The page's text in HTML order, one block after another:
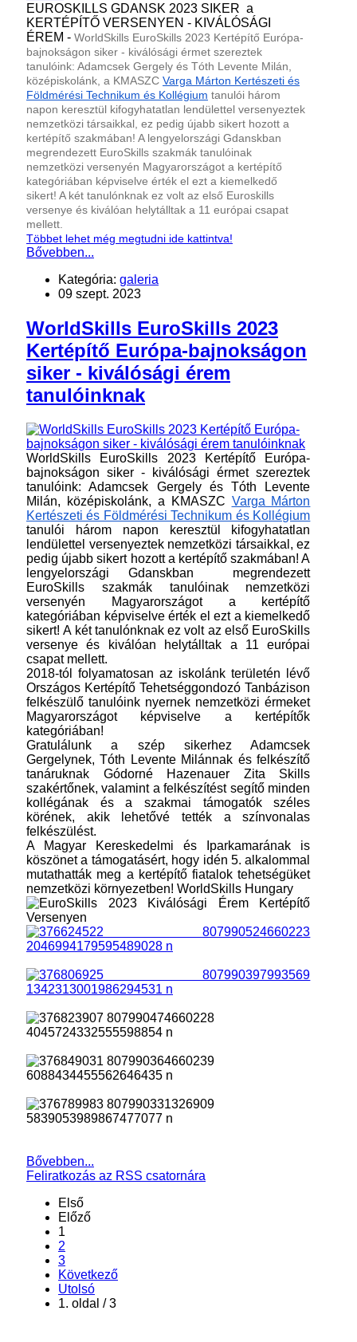
EUROSKILLS GDANSK 2023 SIKER a
KERTÉPÍTŐ VERSENYEN - KIVÁLÓSÁGI
ÉREM - WorldSkills EuroSkills 2023 Kertépítő Európa-
bajnokságon siker - kiválósági érmet szereztek
tanulóink: Adamcsek Gergely és Tóth Levente Milán,
középiskolánk, a KMASZC Varga Márton Kertészeti és
Földmérési Technikum és Kollégium tanulói három
napon keresztül kifogyhatatlan lendülettel versenyeztek
nemzetközi társaikkal, ez pedig újabb sikert hozott a
kertépítő szakmában! A lengyelországi Gdanskban
megrendezett EuroSkills szakmák tanulóinak
nemzetközi versenyén Magyarországot a kertépítő
kategóriában képviselve érték el ezt a kiemelkedő
sikert! A két tanulónknak ez volt az első Euroskills
versenye és kiválóan helytálltak a 11 európai csapat
mellett.
Többet lehet még megtudni ide kattintva!
Bővebben...
Kategória: galeria
09 szept. 2023
WorldSkills EuroSkills 2023
Kertépítő Európa-bajnokságon
siker - kiválósági érem
tanulóinknak
WorldSkills EuroSkills 2023 Kertépítő Európa-
bajnokságon siker - kiválósági érmet szereztek
tanulóink: Adamcsek Gergely és Tóth Levente
Milán, középiskolánk, a KMASZC Varga Márton
Kertészeti és Földmérési Technikum és Kollégium
tanulói három napon keresztül kifogyhatatlan
lendülettel versenyeztek nemzetközi társaikkal, ez
pedig újabb sikert hozott a kertépítő szakmában! A
lengyelországi Gdanskban megrendezett
EuroSkills szakmák tanulóinak nemzetközi
versenyén Magyarországot a kertépítő
kategóriában képviselve érték el ezt a kiemelkedő
sikert! A két tanulónknak ez volt az első EuroSkills
versenye és kiválóan helytálltak a 11 európai
csapat mellett.
2018-tól folyamatosan az iskolánk területén lévő
Országos Kertépítő Tehetséggondozó Tanbázison
felkészülő tanulóink nyernek nemzetközi érmeket
Magyarországot képviselve a kertépítők
kategóriában!
Gratulálunk a szép sikerhez Adamcsek
Gergelynek, Tóth Levente Milánnak és felkészítő
tanáruknak Gódorné Hazenauer Zita Skills
szakértőnek, valamint a felkészítést segítő minden
kollégának és a szakmai támogatók széles
körének, akik lehetővé tették a színvonalas
felkészülést.
A Magyar Kereskedelmi és Iparkamarának is
köszönet a támogatásért, hogy idén 5. alkalommal
mutathatták meg a kertépítő fiatalok tehetségüket
nemzetközi környezetben! WorldSkills Hungary
Bővebben...
Feliratkozás az RSS csatornára
Első
Előző
1
2
3
Következő
Utolsó
1. oldal / 3